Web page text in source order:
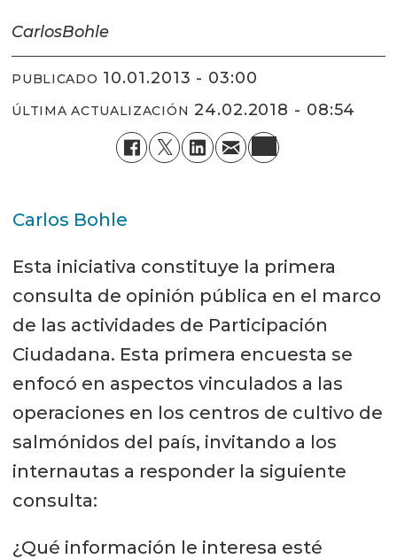
CarlosBohle
PUBLICADO 10.01.2013 - 03:00
ÚLTIMA ACTUALIZACIÓN 24.02.2018 - 08:54
Carlos Bohle
Esta iniciativa constituye la primera
consulta de opinión pública en el marco
de las actividades de Participación
Ciudadana. Esta primera encuesta se
enfocó en aspectos vinculados a las
operaciones en los centros de cultivo de
salmónidos del país, invitando a los
internautas a responder la siguiente
consulta:
¿Qué información le interesa esté